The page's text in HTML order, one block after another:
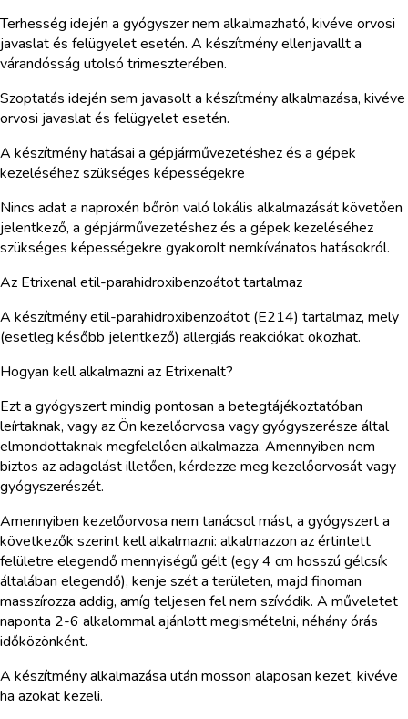
Terhesség idején a gyógyszer nem alkalmazható, kivéve orvosi
javaslat és felügyelet esetén. A készítmény ellenjavallt a
várandósság utolsó trimeszterében.
Szoptatás idején sem javasolt a készítmény alkalmazása, kivéve
orvosi javaslat és felügyelet esetén.
A készítmény hatásai a gépjárművezetéshez és a gépek
kezeléséhez szükséges képességekre
Nincs adat a naproxén bőrön való lokális alkalmazását követően
jelentkező, a gépjárművezetéshez és a gépek kezeléséhez
szükséges képességekre gyakorolt nemkívánatos hatásokról.
Az Etrixenal etil-parahidroxibenzoátot tartalmaz
A készítmény etil-parahidroxibenzoátot (E214) tartalmaz, mely
(esetleg később jelentkező) allergiás reakciókat okozhat.
Hogyan kell alkalmazni az Etrixenalt?
Ezt a gyógyszert mindig pontosan a betegtájékoztatóban
leírtaknak, vagy az Ön kezelőorvosa vagy gyógyszerésze által
elmondottaknak megfelelően alkalmazza. Amennyiben nem
biztos az adagolást illetően, kérdezze meg kezelőorvosát vagy
gyógyszerészét.
Amennyiben kezelőorvosa nem tanácsol mást, a gyógyszert a
következők szerint kell alkalmazni: alkalmazzon az értintett
felületre elegendő mennyiségű gélt (egy 4 cm hosszú gélcsík
általában elegendő), kenje szét a területen, majd finoman
masszírozza addig, amíg teljesen fel nem szívódik. A műveletet
naponta 2-6 alkalommal ajánlott megismételni, néhány órás
időközönként.
A készítmény alkalmazása után mosson alaposan kezet, kivéve
ha azokat kezeli.